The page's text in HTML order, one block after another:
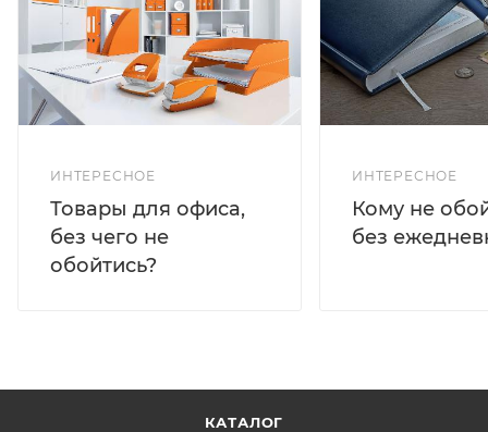
ИНТЕРЕСНОЕ
Товары для офиса,
без чего не
обойтись?
ИНТЕРЕСНОЕ
Кому не
без
КАТАЛОГ